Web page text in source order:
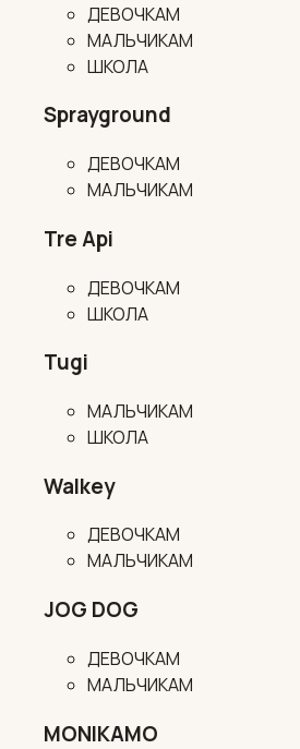
ДЕВОЧКАМ
МАЛЬЧИКАМ
ШКОЛА
Sprayground
ДЕВОЧКАМ
МАЛЬЧИКАМ
Tre Api
ДЕВОЧКАМ
ШКОЛА
Tugi
МАЛЬЧИКАМ
ШКОЛА
Walkey
ДЕВОЧКАМ
МАЛЬЧИКАМ
JOG DOG
ДЕВОЧКАМ
МАЛЬЧИКАМ
MONIKAMO